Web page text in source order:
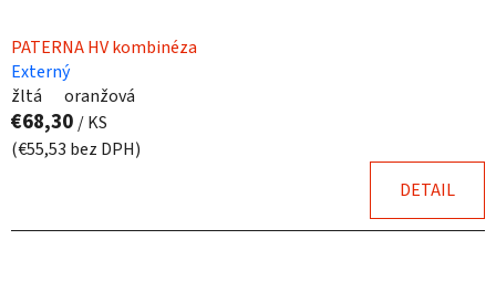
PATERNA HV kombinéza
Externý
žltá
oranžová
€68,30 / KS
(€55,53 bez DPH)
DETAIL